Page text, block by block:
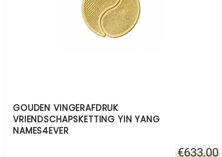
GOUDEN VINGERAFDRUK
VRIENDSCHAPSKETTING YIN YANG
NAMES4EVER
€633,00